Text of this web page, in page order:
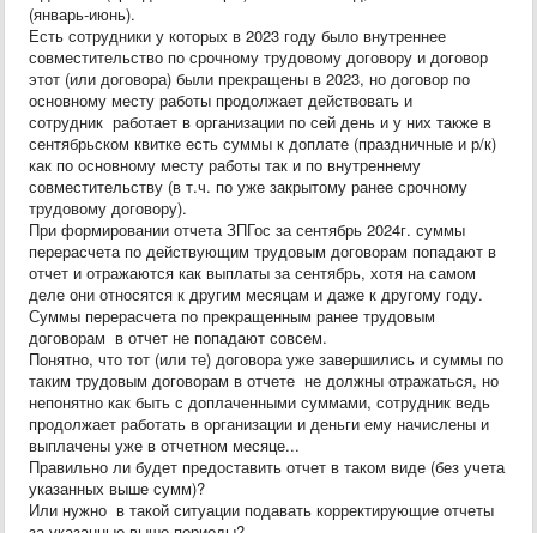
(январь-июнь).
Есть сотрудники у которых в 2023 году было внутреннее
совместительство по срочному трудовому договору и договор
этот (или договора) были прекращены в 2023, но договор по
основному месту работы продолжает действовать и
сотрудник работает в организации по сей день и у них также в
сентябрьском квитке есть суммы к доплате (праздничные и р/к)
как по основному месту работы так и по внутреннему
совместительству (в т.ч. по уже закрытому ранее срочному
трудовому договору).
При формировании отчета ЗПГос за сентябрь 2024г. суммы
перерасчета по действующим трудовым договорам попадают в
отчет и отражаются как выплаты за сентябрь, хотя на самом
деле они относятся к другим месяцам и даже к другому году.
Суммы перерасчета по прекращенным ранее трудовым
договорам в отчет не попадают совсем.
Понятно, что тот (или те) договора уже завершились и суммы по
таким трудовым договорам в отчете не должны отражаться, но
непонятно как быть с доплаченными суммами, сотрудник ведь
продолжает работать в организации и деньги ему начислены и
выплачены уже в отчетном месяце...
Правильно ли будет предоставить отчет в таком виде (без учета
указанных выше сумм)?
Или нужно в такой ситуации подавать корректирующие отчеты